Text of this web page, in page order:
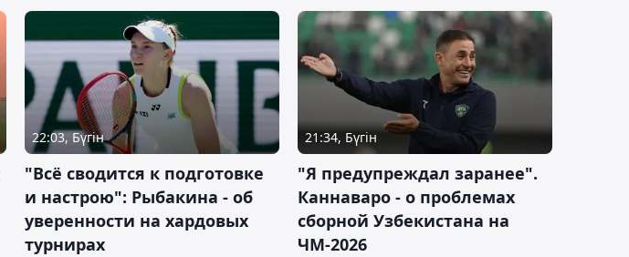
22:03, Бүгін
"Всё сводится к подготовке
и настрою": Рыбакина - об
уверенности на хардовых
турнирах
21:34, Бүгін
"Я предупреждал заранее".
Каннаваро - о проблемах
сборной Узбекистана на
ЧМ-2026